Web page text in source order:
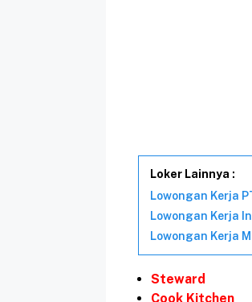
Loker Lainnya :
Lowongan Kerja
Lowongan Kerja
Lowongan Kerja
Steward
Cook Kitchen